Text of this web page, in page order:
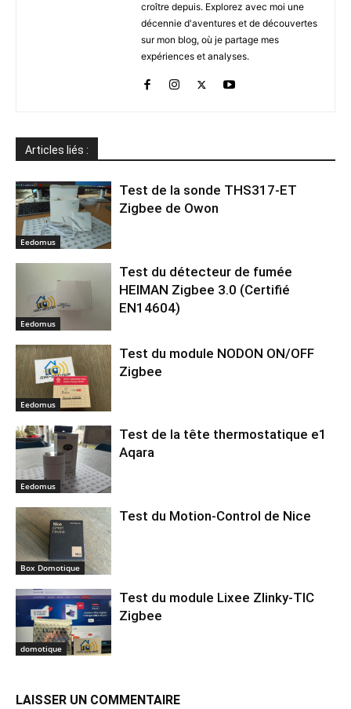
croître depuis. Explorez avec moi une
décennie d'aventures et de découvertes
sur mon blog, où je partage mes
expériences et analyses.
Articles liés :
Eedomus
Test de la sonde THS317-ET
Zigbee de Owon
Eedomus
Test du détecteur de fumée
HEIMAN Zigbee 3.0 (Certifié
EN14604)
Eedomus
Test du module NODON ON/OFF
Zigbee
Eedomus
Test de la tête thermostatique e1
Aqara
Box Domotique
Test du Motion-Control de Nice
domotique
Test du module Lixee Zlinky-TIC
Zigbee
LAISSER UN COMMENTAIRE